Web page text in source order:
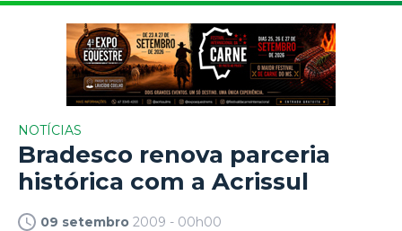
NOTÍCIAS
Bradesco renova parceria
histórica com a Acrissul
09 setembro 2009 - 00h00